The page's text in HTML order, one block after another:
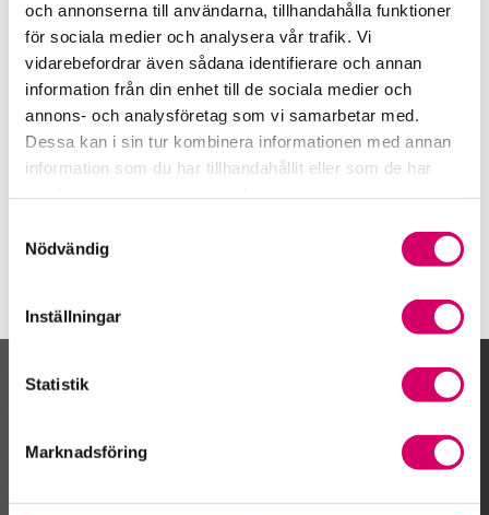
och annonserna till användarna, tillhandahålla funktioner
för sociala medier och analysera vår trafik. Vi
vidarebefordrar även sådana identifierare och annan
information från din enhet till de sociala medier och
annons- och analysföretag som vi samarbetar med.
Dessa kan i sin tur kombinera informationen med annan
information som du har tillhandahållit eller som de har
Nödvändig
Inställningar
Statistik
Marknadsföring
Inger Norgren
Srf Auktoriserade konsulter
Inger Norgren
Auktoriserad Lönekonsult
Skicka e-post
070-405 82 94
Kungsör
Kalendarium